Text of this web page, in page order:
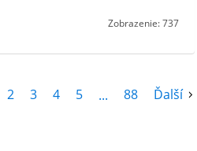
Zobrazenie: 737
2 3 4 5 ... 88 Ďalší